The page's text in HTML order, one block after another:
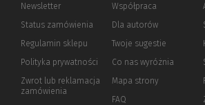
Newsletter
Status zamówienia
Regulamin sklepu
Polityka prywatności (Nowe
(Link
innej
Zwrot lub reklamacja
zamówienia
Współpraca
Dla autorów(Nowe
(Link
innej
Twoje sugestie
Co nas wyróżnia
Mapa strony
FAQ